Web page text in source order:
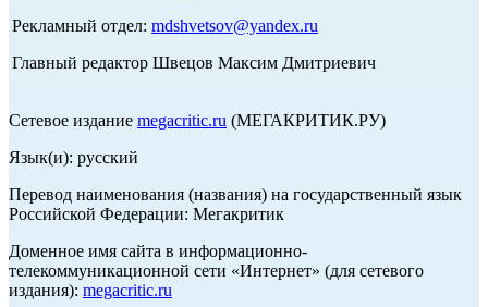
Рекламный отдел: mdshvetsov@yandex.ru
Главный редактор Швецов Максим Дмитриевич
Сетевое издание megacritic.ru (МЕГАКРИТИК.РУ)
Язык(и): русский
Перевод наименования (названия) на государственный язык
Российской Федерации: Мегакритик
Доменное имя сайта в информационно-
телекоммуникационной сети «Интернет» (для сетевого
издания): megacritic.ru